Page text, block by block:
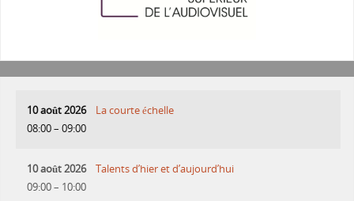
10 août 2026
08:00– 09:00
La courte échelle
10 août 2026
09:00– 10:00
Talents d’hier et d’aujourd’hui